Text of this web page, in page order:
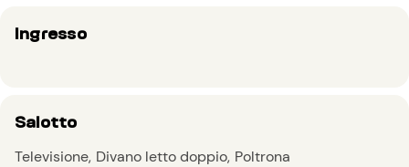
Ingresso
Salotto
Televisione Divano letto doppio Poltrona